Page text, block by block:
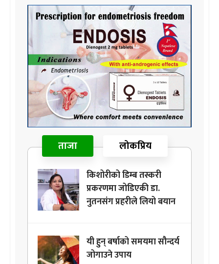
ताजा लोकप्रिय
किशोरीको डिम्ब तस्करी
प्रकरणमा जोडिएकी डा.
नुतनसंग प्रहरीले लियो बयान
यी हुन् बर्षाको समयमा सौन्दर्य
जोगाउने उपाय